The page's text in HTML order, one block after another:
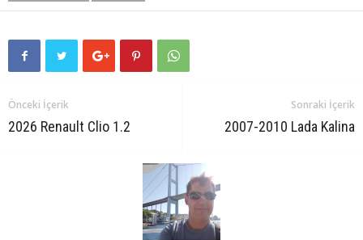
Önceki İçerik
2026 Renault Clio 1.2
Sonraki İçerik
2007-2010 Lada Kalina